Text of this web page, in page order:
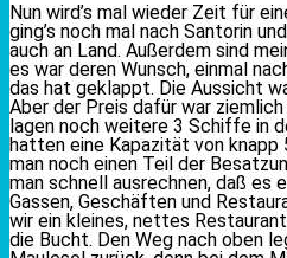
Nun wird’s mal wieder Zeit für
ging’s noch mal nach Santorin
auch an Land. Außerdem sind
es war deren Wunsch, einmal
das hat geklappt. Die Aussicht
Aber der Preis dafür war
lagen noch weitere 3 Schiffe in
hatten eine Kapazität von knapp
man noch einen Teil der
man schnell ausrechnen, daß es
Gassen, Geschäften und
wir ein kleines, nettes
die Bucht. Den Weg nach oben